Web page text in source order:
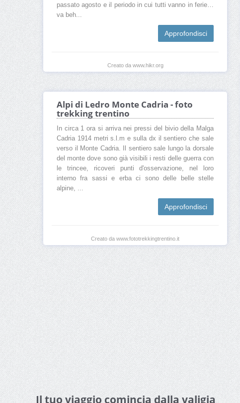
passato agosto e il periodo in cui tutti vanno in ferie…
va beh...
Approfondisci
Creato da www.hikr.org
Alpi di Ledro Monte Cadria - foto
trekking trentino
In circa 1 ora si arriva nei pressi del bivio della Malga
Cadria 1914 metri s.l.m e sulla dx il sentiero che sale
verso il Monte Cadria. Il sentiero sale lungo la dorsale
del monte dove sono già visibili i resti delle guerra con
le trincee, ricoveri punti d'osservazione, nel loro
interno fra sassi e erba ci sono delle belle stelle
alpine, ...
Approfondisci
Creato da www.fototrekkingtrentino.it
Il tuo viaggio comincia dalla valigia